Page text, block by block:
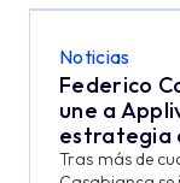
Noticias
Federico
une a
estrategia
Tras más de